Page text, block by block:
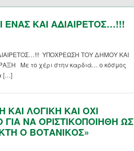
ΚΑΙ ΑΔΙΑΙΡΕΤΟΣ…!!!
ΥΠΟΧΡΕΩΣΗ ΤΟΥ ΔΗΜΟΥ ΚΑΙ
Με το χέρι στην καρδιά… ο κόσμος
[…]
ΛΟΓΙΚΗ ΚΑΙ ΟΧΙ
ΝΑ ΟΡΙΣΤΙΚΟΠΟΙΗΘΗ ΩΣ
Ο ΒΟΤΑΝΙΚΟΣ»